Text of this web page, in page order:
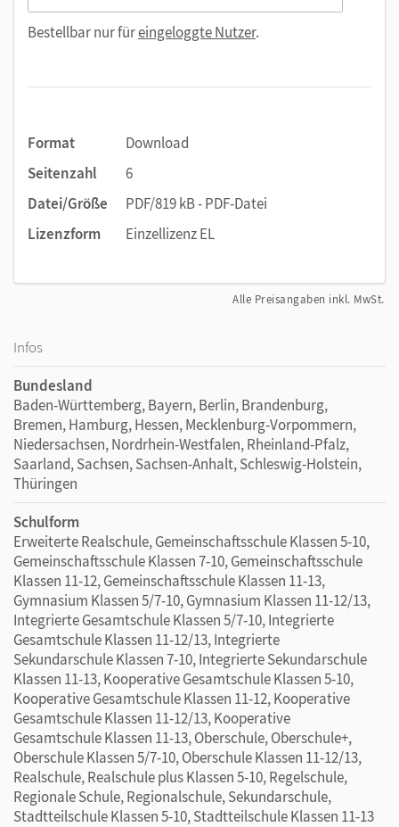
Bestellbar nur füreingeloggte Nutzer.
Format
Download
Seitenzahl
6
Datei/Größe
PDF/819 kB - PDF-Datei
Lizenzform
Einzellizenz EL
Alle Preisangaben inkl. MwSt.
Infos
Bundesland
Baden-Württemberg, Bayern, Berlin, Brandenburg,
Bremen, Hamburg, Hessen, Mecklenburg-Vorpommern,
Niedersachsen, Nordrhein-Westfalen, Rheinland-Pfalz,
Saarland, Sachsen, Sachsen-Anhalt, Schleswig-Holstein,
Thüringen
Schulform
Erweiterte Realschule, Gemeinschaftsschule Klassen 5-10,
Gemeinschaftsschule Klassen 7-10, Gemeinschaftsschule
Klassen 11-12, Gemeinschaftsschule Klassen 11-13,
Gymnasium Klassen 5/7-10, Gymnasium Klassen 11-12/13,
Integrierte Gesamtschule Klassen 5/7-10, Integrierte
Gesamtschule Klassen 11-12/13, Integrierte
Sekundarschule Klassen 7-10, Integrierte Sekundarschule
Klassen 11-13, Kooperative Gesamtschule Klassen 5-10,
Kooperative Gesamtschule Klassen 11-12, Kooperative
Gesamtschule Klassen 11-12/13, Kooperative
Gesamtschule Klassen 11-13, Oberschule, Oberschule+,
Oberschule Klassen 5/7-10, Oberschule Klassen 11-12/13,
Realschule, Realschule plus Klassen 5-10, Regelschule,
Regionale Schule, Regionalschule, Sekundarschule,
Stadtteilschule Klassen 5-10, Stadtteilschule Klassen 11-13